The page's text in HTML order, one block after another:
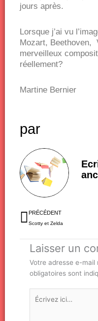
jours après.
Lorsque j’ai vu
Mozart, Beethoven,
merveilleux
réellement?
Martine Bernier
par
Précédent
PRÉCÉDENT
Scotty et Zelda
Laisser un
Votre adresse e-mail
obligatoires sont
Écrivez
ici…